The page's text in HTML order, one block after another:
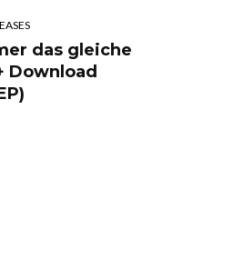
das gleiche
Download